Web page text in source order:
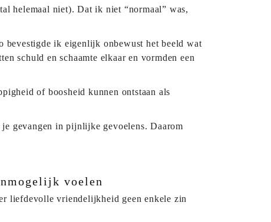
helemaal niet). Dat ik niet “normaal” was,
bevestigde ik eigenlijk onbewust het beeld wat
schuld en schaamte elkaar en vormden een
of boosheid kunnen ontstaan als
gevangen in pijnlijke gevoelens. Daarom
voelen
liefdevolle vriendelijkheid geen enkele zin